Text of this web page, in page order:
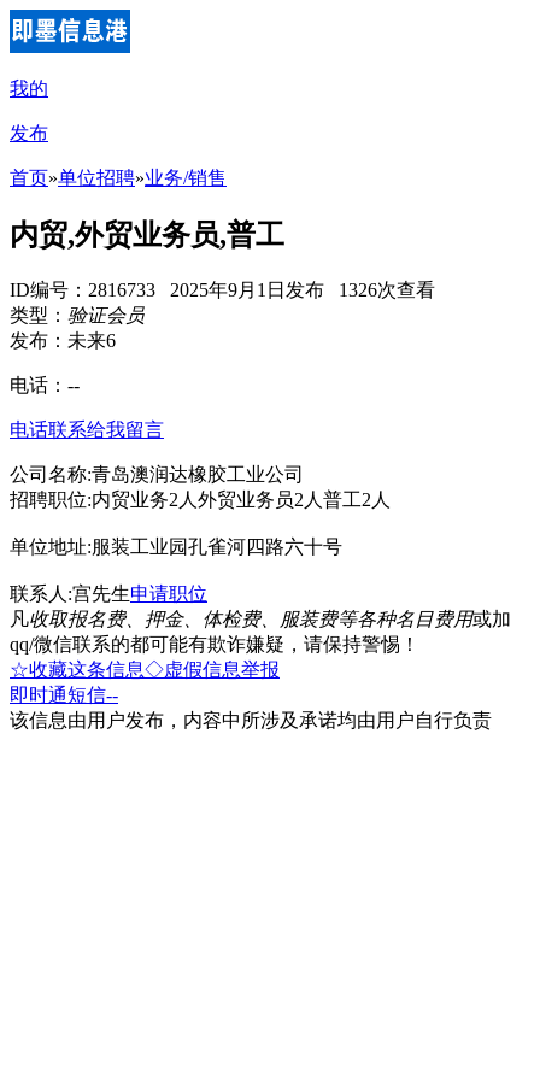
我的
发布
首页»单位招聘»业务/销售
内贸,外贸业务员,普工
ID编号：2816733 2025年9月1日发布 1326次查看
类型： 验证会员
发布：未来6
电话： --
电话联系给我留言
公司名称:青岛澳润达橡胶工业公司
招聘职位:内贸业务2人外贸业务员2人普工2人
单位地址:服装工业园孔雀河四路六十号
联系人:宫先生申请职位
凡收取报名费、押金、体检费、服装费等各种名目费用或加
qq/微信联系的都可能有欺诈嫌疑，请保持警惕！
☆收藏这条信息◇虚假信息举报
即时通短信--
该信息由用户发布，内容中所涉及承诺均由用户自行负责